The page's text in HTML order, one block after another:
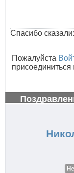
Спасибо сказали:
Пожалуйста
присоединиться